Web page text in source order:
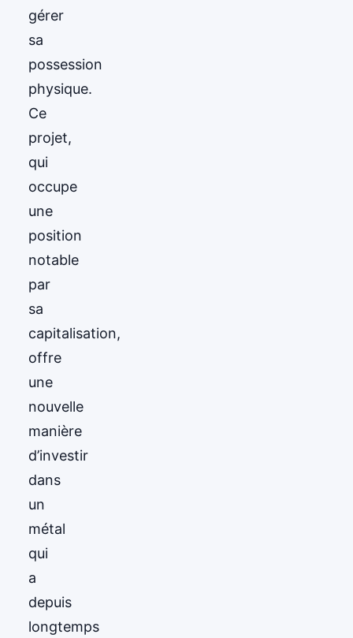
gérer
sa
possession
physique.
Ce
projet,
qui
occupe
une
position
notable
par
sa
capitalisation,
offre
une
nouvelle
manière
d’investir
dans
un
métal
qui
a
depuis
longtemps